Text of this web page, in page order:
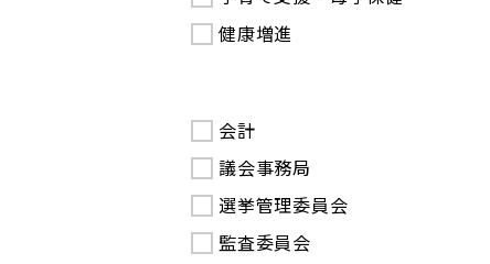
健康増進
会計
議会事務局
選挙管理委員会
監査委員会